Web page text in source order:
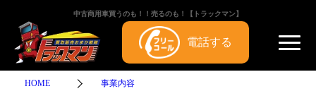
中古商用車買うのも！！売るのも！【トラックマン】
電話する
HOME 事業内容